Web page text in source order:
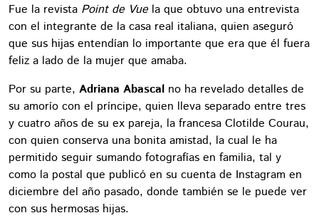
Fue la revista Point de Vue la que obtuvo una entrevista
con el integrante de la casa real italiana, quien aseguró
que sus hijas entendían lo importante que era que él fuera
feliz a lado de la mujer que amaba.
Por su parte, Adriana Abascal no ha revelado detalles de
su amorío con el príncipe, quien lleva separado entre tres
y cuatro años de su ex pareja, la francesa Clotilde Courau,
con quien conserva una bonita amistad, la cual le ha
permitido seguir sumando fotografías en familia, tal y
como la postal que publicó en su cuenta de Instagram en
diciembre del año pasado, donde también se le puede ver
con sus hermosas hijas.